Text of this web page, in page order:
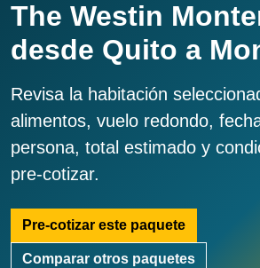
The Westin
desde Quito a
Revisa la habitación
alimentos, vuelo redondo,
persona, total estimado y
pre-cotizar.
Pre-cotizar este paquete
Comparar otros paquetes